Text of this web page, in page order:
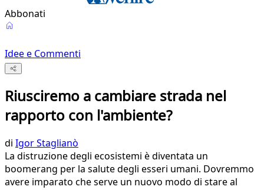
Abbonati
Idee e Commenti
Riusciremo a cambiare strada nel
rapporto con l'ambiente?
di Igor Staglianò
La distruzione degli ecosistemi è diventata un
boomerang per la salute degli esseri umani. Dovremmo
avere imparato che serve un nuovo modo di stare al